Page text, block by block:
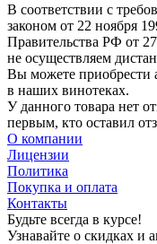
В соответствии с
законом от 22 ноября
Правительства РФ от
не осуществляем
Вы можете приобрести
в наших винотеках.
У данного товара нет
первым, кто оставил
О компании
Лицензии
Политика
Покупка и оплата
Контакты
Будьте всегда в курсе!
Узнавайте о скидках и